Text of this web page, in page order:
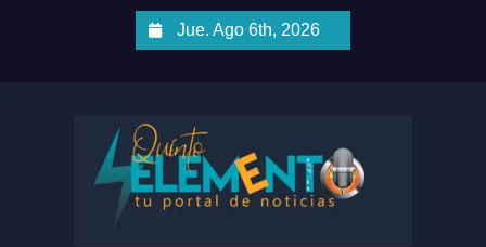
Jue. Ago 6th, 2026